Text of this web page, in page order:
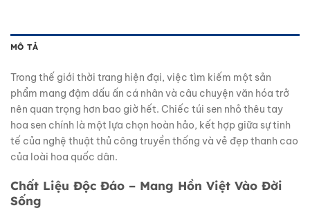
MÔ TẢ
Trong thế giới thời trang hiện đại, việc tìm kiếm một sản
phẩm mang đậm dấu ấn cá nhân và câu chuyện văn hóa trở
nên quan trọng hơn bao giờ hết. Chiếc túi sen nhỏ thêu tay
hoa sen chính là một lựa chọn hoàn hảo, kết hợp giữa sự tinh
tế của nghệ thuật thủ công truyền thống và vẻ đẹp thanh cao
của loài hoa quốc dân.
Chất Liệu Độc Đáo – Mang Hồn Việt Vào Đời
Sống